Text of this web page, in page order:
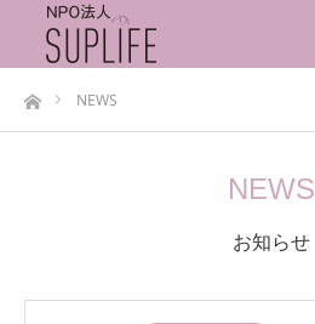
ホームNEWS
NEWS
お知らせ